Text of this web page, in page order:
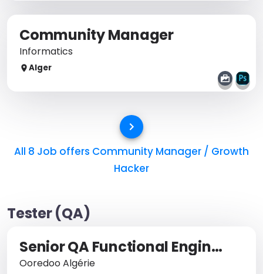
Community Manager
Informatics
Alger
All 8 Job offers Community Manager / Growth
Hacker
Tester (QA)
Senior QA Functional Engineer
Ooredoo Algérie